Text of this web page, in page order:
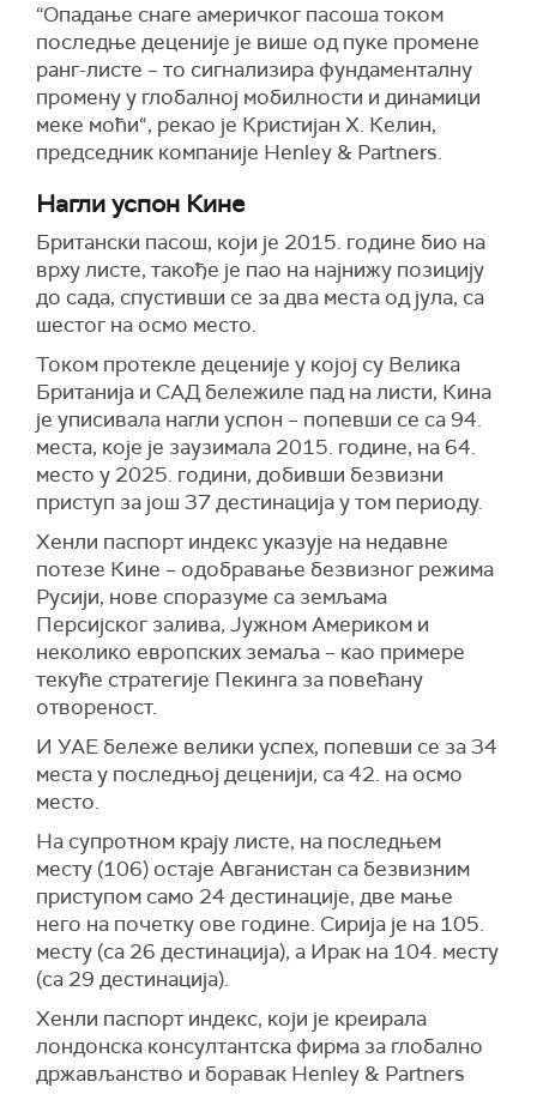
“Опадање снаге америчког пасоша током
последње деценије је више од пуке промене
ранг-листе – то сигнализира фундаменталну
промену у глобалној мобилности и динамици
меке моћи“, рекао је Кристијан Х. Келин,
председник компаније Henley & Partners.
Нагли успон Кине
Британски пасош, који је 2015. године био на
врху листе, такође је пао на најнижу позицију
до сада, спустивши се за два места од јула, са
шестог на осмо место.
Током протекле деценије у којој су Велика
Британија и САД бележиле пад на листи, Кина
је уписивала нагли успон – попевши се са 94.
места, које је заузимала 2015. године, на 64.
место у 2025. години, добивши безвизни
приступ за још 37 дестинација у том периоду.
Хенли паспорт индекс указује на недавне
потезе Кине – одобравање безвизног режима
Русији, нове споразуме са земљама
Персијског залива, Јужном Америком и
неколико европских земаља – као примере
текуће стратегије Пекинга за повећану
отвореност.
И УАЕ бележе велики успех, попевши се за 34
места у последњој деценији, са 42. на осмо
место.
На супротном крају листе, на последњем
месту (106) остаје Авганистан са безвизним
приступом само 24 дестинације, две мање
него на почетку ове године. Сирија је на 105.
месту (са 26 дестинација), а Ирак на 104. месту
(са 29 дестинација).
Хенли паспорт индекс, који је креирала
лондонска консултантска фирма за глобално
држављанство и боравак Henley & Partners